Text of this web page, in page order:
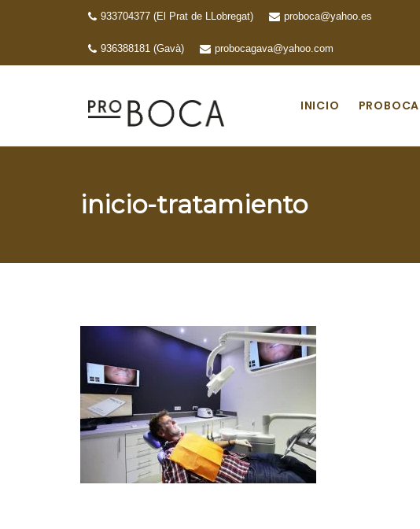
933704377 (El Prat de LLobregat) proboca@yahoo.es
936388181 (Gavà) probocagava@yahoo.com
INICIO PROBOCA
inicio-tratamiento